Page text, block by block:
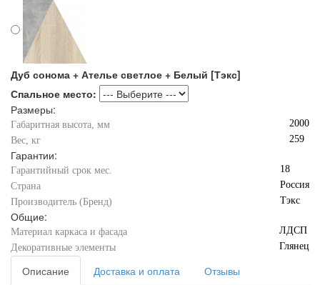
Дуб сонома + Ателье светлое + Белый [Тэкс]
Спальное место:
Размеры:
Габаритная высота, мм
2000
Вес, кг
259
Гарантии:
Гарантийный срок мес.
18
Страна
Россия
Производитель (Бренд)
Тэкс
Общие:
Материал каркаса и фасада
ЛДСП
Декоративные элементы
Глянец
Описание Доставка и оплата
Отзывы